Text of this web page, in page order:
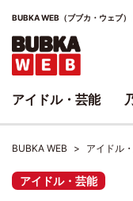
BUBKA WEB（ブブカ・ウェブ
BUBKA WEB アイドル
アイドル・芸能
アイドル・芸能